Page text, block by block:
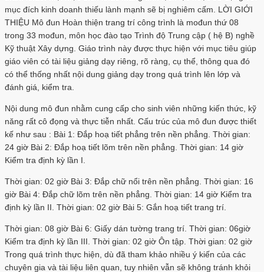
mục đích kinh doanh thiếu lành mạnh sẽ bị nghiêm cấm. LỜI GIỚI
THIỆU Mô đun Hoàn thiện trang trí công trình là mođun thứ 08
trong 33 mođun, môn học đào tạo Trình độ Trung cập ( hệ B) nghề
Kỹ thuật Xây dựng. Giáo trình này được thực hiện với mục tiêu giúp
giáo viên có tài liệu giảng dạy riêng, rõ ràng, cụ thể, thông qua đó
có thể thống nhất nội dung giảng dạy trong quá trình lên lớp và
đánh giá, kiểm tra.
Nội dung mô đun nhằm cung cấp cho sinh viên những kiến thức, kỹ
năng rất cô đọng và thực tiễn nhất. Cấu trúc của mô đun được thiết
kế như sau : Bài 1: Đắp hoạ tiết phẳng trên nền phẳng. Thời gian:
24 giờ Bài 2: Đắp hoạ tiết lõm trên nền phẳng. Thời gian: 14 giờ
Kiểm tra định kỳ lần I.
Thời gian: 02 giờ Bài 3: Đắp chữ nổi trên nền phẳng. Thời gian: 16
giờ Bài 4: Đắp chữ lõm trên nền phẳng. Thời gian: 14 giờ Kiểm tra
định kỳ lần II. Thời gian: 02 giờ Bài 5: Gắn hoạ tiết trang trí.
Thời gian: 08 giờ Bài 6: Giấy dán tường trang trí. Thời gian: 06giờ
Kiểm tra định kỳ lần III. Thời gian: 02 giờ Ôn tập. Thời gian: 02 giờ
Trong quá trình thực hiện, dù đã tham khảo nhiều ý kiến của các
chuyên gia và tài liệu liên quan, tuy nhiên vẫn sẽ không tránh khỏi